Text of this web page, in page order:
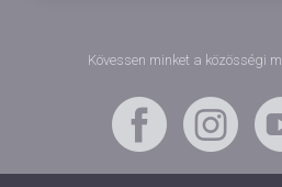
Kövessen minket a közösségi